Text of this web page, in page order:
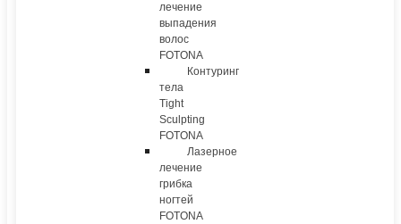
лечение
выпадения
волос
FOTONA
Контуринг
тела
Tight
Sculpting
FOTONA
Лазерное
лечение
грибка
ногтей
FOTONA